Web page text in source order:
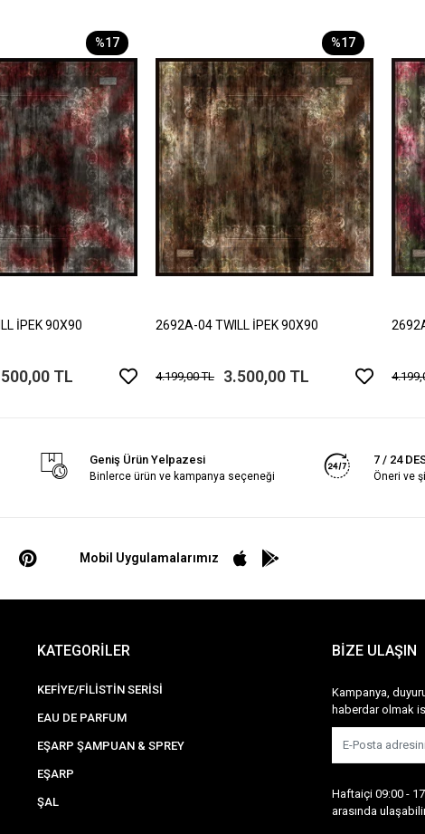
%17
İPEK 90X90
TL
%17
2692A-04 TWILL İPEK 90X90
4.199,00 TL 3.500,00 TL
Geniş Ürün Yelpazesi
Binlerce ürün ve kampanya seçeneği
7 / 24
Öneri ve
Mobil Uygulamalarımız
KATEGORİLER
KEFİYE/FİLİSTİN SERİSİ
EAU DE PARFUM
EŞARP ŞAMPUAN & SPREY
EŞARP
ŞAL
BİZE ULAŞIN
Kampanya,
haberdar olmak
Haftaiçi 09:00 -
arasında